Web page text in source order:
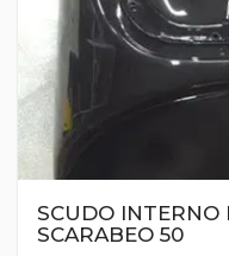
SCUDO INTERNO
SCARABEO 50